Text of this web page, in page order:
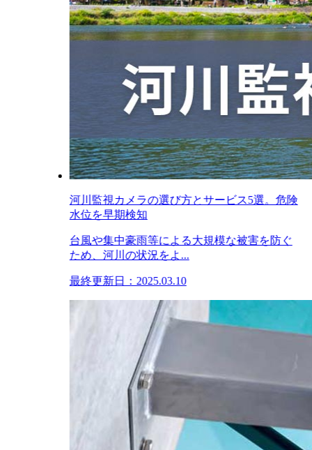
河川監視カメラの選び方とサービス5選。危険
水位を早期検知
台風や集中豪雨等による大規模な被害を防ぐ
ため、河川の状況をよ...
最終更新日：2025.03.10